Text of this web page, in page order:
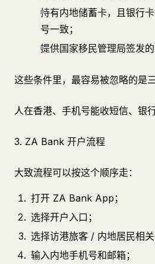
持有内地储蓄卡，且银行
号一致；
提供国家移民管理局签发的
这些条件里，最容易被忽略的是三
人在香港、手机号能收短信、银
3. ZA Bank 开户流程
大致流程可以按这个顺序走：
打开 ZA Bank App；
选择开户入口；
选择访港旅客 / 内地居民相关
输入内地手机号和邮箱；